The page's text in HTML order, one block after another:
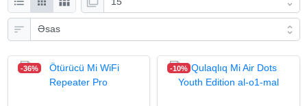
-36% -10%